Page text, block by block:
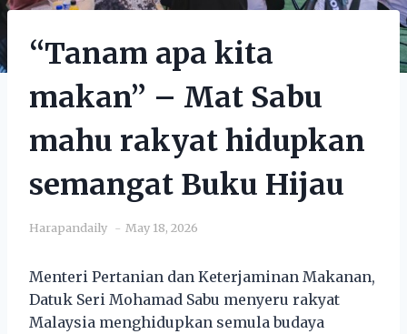
“Tanam apa kita
makan” – Mat Sabu
mahu rakyat hidupkan
semangat Buku Hijau
Harapandaily May 18, 2026
Menteri Pertanian dan Keterjaminan Makanan,
Datuk Seri Mohamad Sabu menyeru rakyat
Malaysia menghidupkan semula budaya